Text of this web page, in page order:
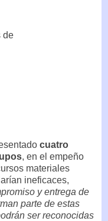
cuatro
, en el empeño
materiales
ineficaces,
y entrega de
parte de estas
ser reconocidas